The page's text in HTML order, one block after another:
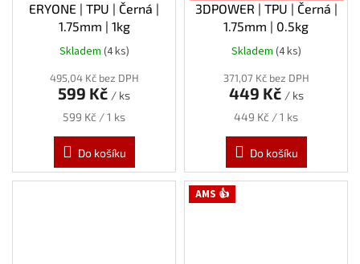
ERYONE | TPU | Černá |
1.75mm | 1kg
Skladem (4 ks)
495,04 Kč bez DPH
599 Kč / ks
Měrná
599 Kč / 1 ks
Do košíku
3DPOWER | TPU | Černá |
1.75mm | 0.5kg
Skladem (4 ks)
371,07 Kč bez DPH
449 Kč / ks
Měrná
449 Kč / 1 ks
Do košíku
AMS 👍